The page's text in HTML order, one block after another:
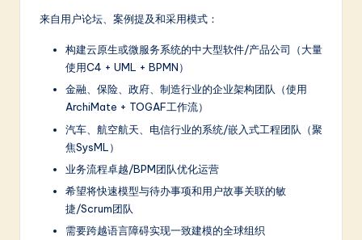
来自用户论坛、案例提及和采用模式：
构建云原生或微服务系统的中大型软件/产品公司（大量
使用C4 + UML + BPMN）
金融、保险、政府、制造行业的企业架构团队（使用
ArchiMate + TOGAF工作流）
汽车、航空航天、电信行业的系统/嵌入式工程团队（聚
焦SysML）
业务流程卓越/BPM团队优化运营
希望将快速模型与待办事项和用户故事关联的敏
捷/Scrum团队
需要跨越语言障碍实现一致建模的全球组织